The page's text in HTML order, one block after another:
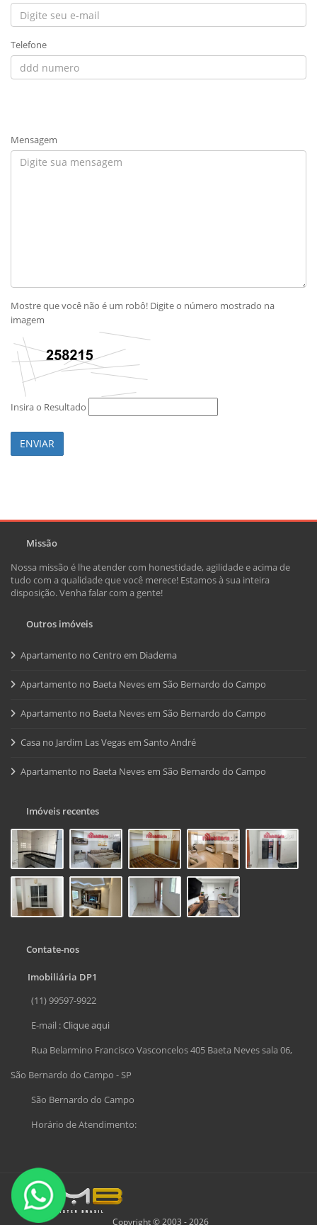
Telefone
Mensagem
Mostre que você não é um robô! Digite o número mostrado na
imagem
Insira o Resultado
ENVIAR
Missão
Nossa missão é lhe atender com honestidade, agilidade e acima de
tudo com a qualidade que você merece! Estamos à sua inteira
disposição. Venha falar com a gente!
Outros imóveis
Apartamento no Centro em Diadema
Apartamento no Baeta Neves em São Bernardo do Campo
Apartamento no Baeta Neves em São Bernardo do Campo
Casa no Jardim Las Vegas em Santo André
Apartamento no Baeta Neves em São Bernardo do Campo
Imóveis recentes
Contate-nos
Imobiliária DP1
(11) 99597-9922
E-mail :Clique aqui
Rua Belarmino Francisco Vasconcelos 405 Baeta Neves sala 06,
São Bernardo do Campo - SP
São Bernardo do Campo
Horário de Atendimento:
Copyright © 2003 - 2026